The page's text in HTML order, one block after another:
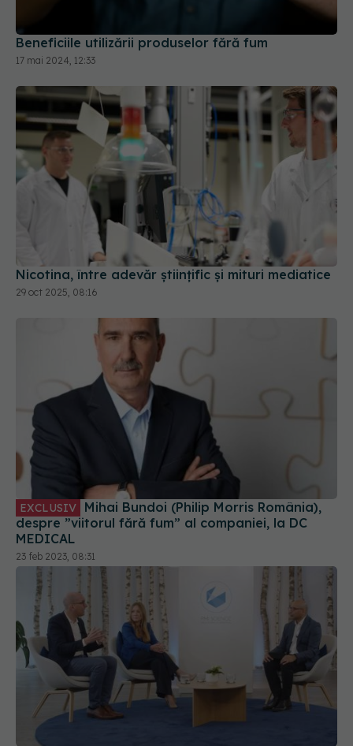
Beneficiile utilizării produselor fără fum
17 mai 2024, 12:33
Nicotina, între adevăr științific și mituri mediatice
29 oct 2025, 08:16
EXCLUSIV
despre ”viitorul fără fum” al companiei, la DC
MEDICAL
23 feb 2023, 08:31